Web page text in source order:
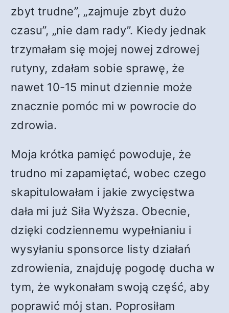
zbyt trudne”, „zajmuje zbyt dużo
czasu”, „nie dam rady”. Kiedy jednak
trzymałam się mojej nowej zdrowej
rutyny, zdałam sobie sprawę, że
nawet 10-15 minut dziennie może
znacznie pomóc mi w powrocie do
zdrowia.
Moja krótka pamięć powoduje, że
trudno mi zapamiętać, wobec czego
skapitulowałam i jakie zwycięstwa
dała mi już Siła Wyższa. Obecnie,
dzięki codziennemu wypełnianiu i
wysyłaniu sponsorce listy działań
zdrowienia, znajduję pogodę ducha w
tym, że wykonałam swoją część, aby
poprawić mój stan. Poprosiłam